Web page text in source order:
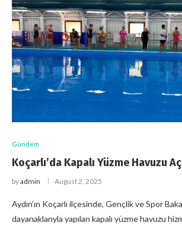
Gündem
Koçarlı’da Kapalı Yüzme Havuzu
byadmin August 2, 2025
Aydın’ın Koçarlı ilçesinde, Gençlik ve Spor
dayanaklarıyla yapılan kapalı yüzme havuzu